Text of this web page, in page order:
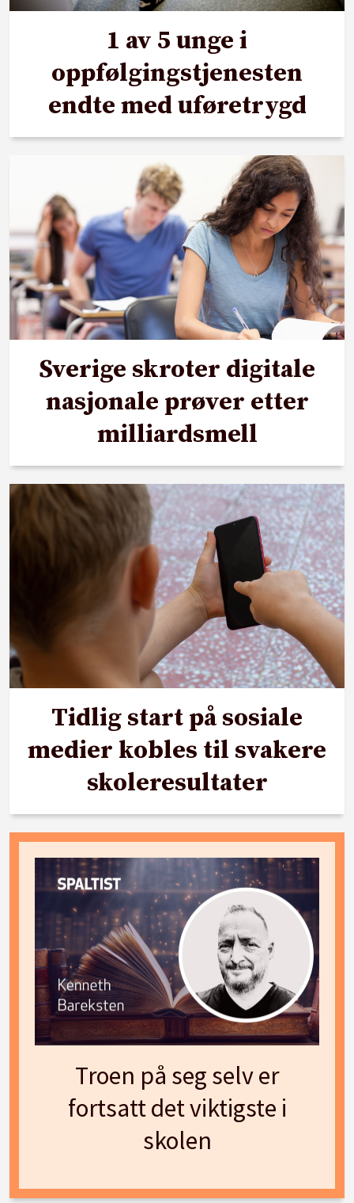
1 av 5 unge i
oppfølgingstjenesten
endte med uføretrygd
Sverige skroter digitale
nasjonale prøver etter
milliardsmell
Tidlig start på sosiale
medier kobles til svakere
skoleresultater
Troen på seg selv er
fortsatt det viktigste i
skolen